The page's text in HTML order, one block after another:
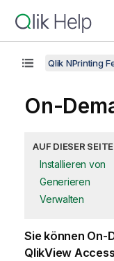
Qlik NPrinting
On-
AUF DIESER SEITE
Installieren von
Generieren
Verwalten
Sie können On-
QlikView